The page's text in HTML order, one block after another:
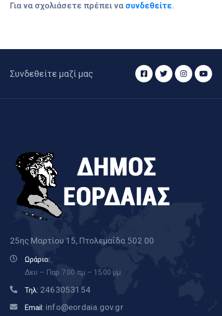
Για να σχολιάσετε πρέπει να συνδεθείτε.
Συνδεθείτε μαζί μας
25ης Μαρτίου 15, Πτολεμαΐδα 502 00
Ωράριο:
Δευ – Παρ 7.00 πμ – 15.00 μμ
Τηλ: 2463053154
Email: info@eordaia.gov.gr